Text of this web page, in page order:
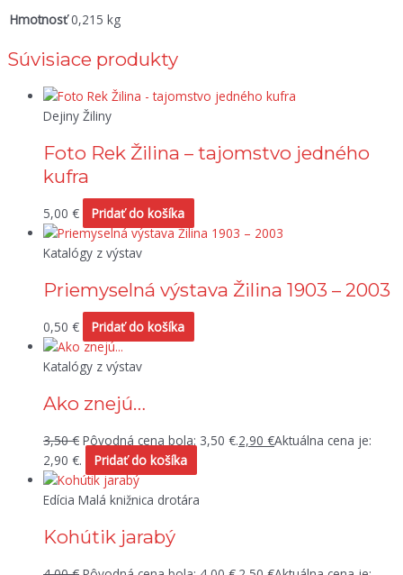
Hmotnosť 0,215 kg
Súvisiace produkty
Dejiny Žiliny
Foto Rek Žilina – tajomstvo jedného
kufra
5,00 € Pridať do košíka
Katalógy z výstav
Priemyselná výstava Žilina 1903 – 2003
0,50 € Pridať do košíka
Katalógy z výstav
Ako znejú…
3,50€ Pôvodná cena bola: 3,50 €.2,90 €Aktuálna cena je:
2,90 €.
Pridať do košíka
Edícia Malá knižnica drotára
Kohútik jarabý